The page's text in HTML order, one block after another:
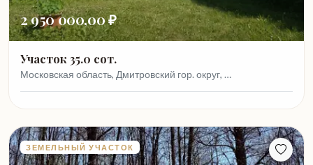
2 950 000,00 ₽
Участок 35.0 сот.
Московская область, Дмитровский гор. округ, …
ЗЕМЕЛЬНЫЙ УЧАСТОК